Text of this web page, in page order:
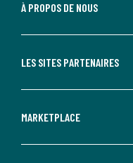
À PROPOS DE NOUS
LES SITES PARTENAIRES
MARKETPLACE